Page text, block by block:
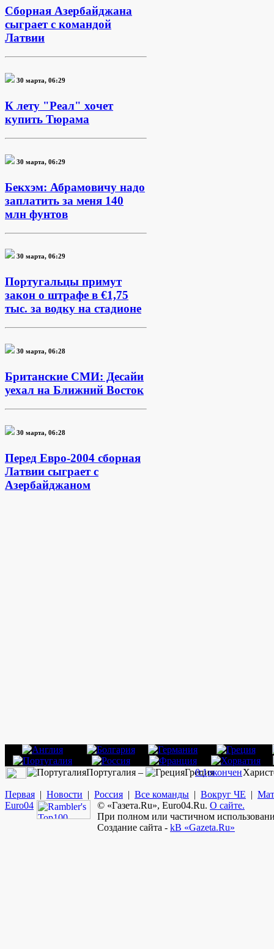
Сборная Азербайджана
сыграет с командой
Латвии
30 марта, 06:29
К лету "Реал" хочет
купить Тюрама
30 марта, 06:29
Бекхэм: Абрамовичу надо
заплатить за меня 140
млн фунтов
30 марта, 06:29
Португальцы примут
закон о штрафе в €1,75
тыс. за водку на стадионе
30 марта, 06:28
Британские СМИ: Десайи
уехал на Ближний Восток
30 марта, 06:28
Перед Евро-2004 сборная
Латвии сыграет с
Азербайджаном
Португалия – Греция
0:1окончен
Первая | Новости | Россия | Все команды | Вокруг ЧЕ |
Euro04 © «Газета.Ru», Euro04.Ru. О сайте.
При полном или частичном
Создание сайта - kB «Gazeta.Ru»